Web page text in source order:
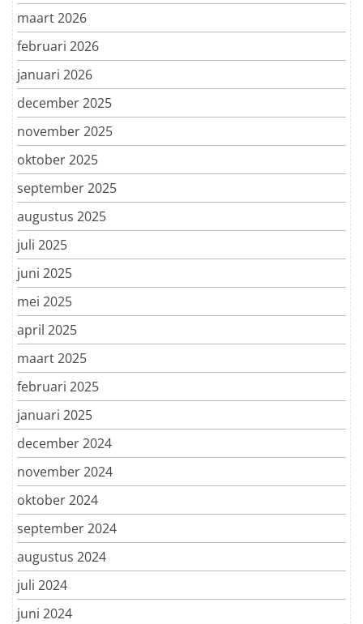
maart 2026
februari 2026
januari 2026
december 2025
november 2025
oktober 2025
september 2025
augustus 2025
juli 2025
juni 2025
mei 2025
april 2025
maart 2025
februari 2025
januari 2025
december 2024
november 2024
oktober 2024
september 2024
augustus 2024
juli 2024
juni 2024